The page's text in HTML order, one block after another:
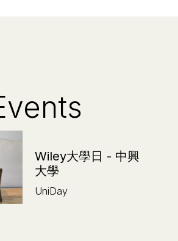
Wiley大學日 - 中興
大學
UniDay